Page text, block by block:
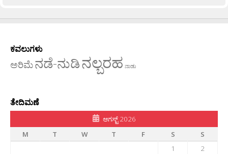
ಕವಲುಗಳು
ಅರಿಮೆನಡೆ-ನುಡಿನಲ್ಬರಹ ನಾಡು
ತೇದಿಮಣೆ
ಆಗಸ್ಟ್ 2026
M
T W T F S
S
1
2